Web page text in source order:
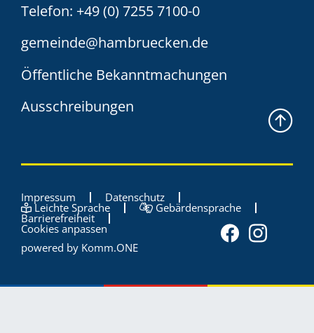
Telefon: +49 (0) 7255 7100-0
gemeinde@hambruecken.de
Öffentliche Bekanntmachungen
Ausschreibungen
Impressum Datenschutz
Leichte Sprache Gebärdensprache
Barrierefreiheit
Cookies anpassen
powered by Komm.ONE